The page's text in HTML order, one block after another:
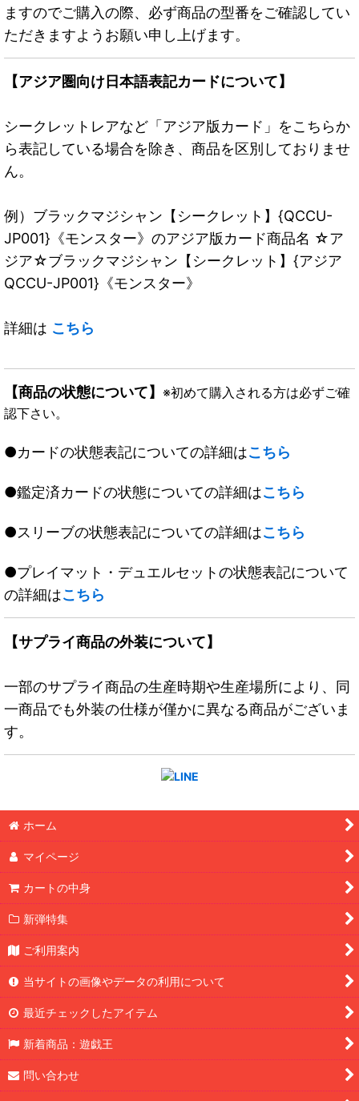
ますのでご購入の際、必ず商品の型番をご確認してい
ただきますようお願い申し上げます。
【アジア圏向け日本語表記カードについて】
シークレットレアなど「アジア版カード」をこちらか
ら表記している場合を除き、商品を区別しておりませ
ん。
例）ブラックマジシャン【シークレット】{QCCU-
JP001}《モンスター》のアジア版カード商品名 ☆ア
ジア☆ブラックマジシャン【シークレット】{アジア
QCCU-JP001}《モンスター》
詳細は こちら
【商品の状態について】 ※初めて購入される方は必ずご確
認下さい。
●カードの状態表記についての詳細はこちら
●鑑定済カードの状態についての詳細はこちら
●スリーブの状態表記についての詳細はこちら
●プレイマット・デュエルセットの状態表記について
の詳細はこちら
【サプライ商品の外装について】
一部のサプライ商品の生産時期や生産場所により、同
一商品でも外装の仕様が僅かに異なる商品がございま
す。
ホーム
マイページ
カートの中身
新弾特集
ご利用案内
当サイトの画像やデータの利用について
最近チェックしたアイテム
新着商品：遊戯王
問い合わせ